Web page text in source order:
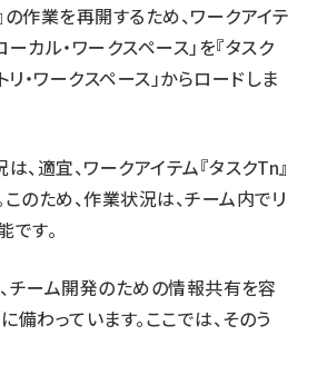
』の作業を再開するため、ワークアイテ
ーカル・ワークスペース」を『タスク
リ・ワークスペース」からロードしま
、適宜、ワークアイテム『タスクTn』
のため、作業状況は、チーム内でリ
です。
、チーム開発のための情報共有を容
わっています。ここでは、そのう